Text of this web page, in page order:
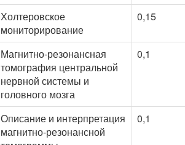
Холтеровское
мониторирование
0,15
Магнитно-резонансная
томография центральной
нервной системы и
головного мозга
0,1
Описание и интерпретация
магнитно-резонансной
0,1